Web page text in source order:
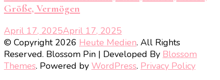
Größe, Vermögen
April 17, 2025April 17, 2025
© Copyright 2026 Heute Medien. All Rights
Reserved. Blossom Pin | Developed By Blossom
Themes. Powered by WordPress. Privacy Policy